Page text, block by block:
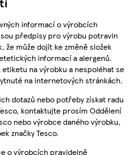
informací o výrobcích
předpisy pro výrobu potravin
že může dojít ke změně složek
informací a alergenů.
na výrobku a nespoléhat se
na internetových stránkách.
dotazů nebo potřeby získat radu
kontaktujte prosím Oddělení
nebo výrobce daného výrobku,
značky Tesco.
o výrobcích pravidelně